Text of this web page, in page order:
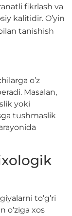
fikrlash va
kalitidir. O’yin
tanishish
o’z
Masalan,
yoki
tushmaslik
to’g’ri
o’ziga xos